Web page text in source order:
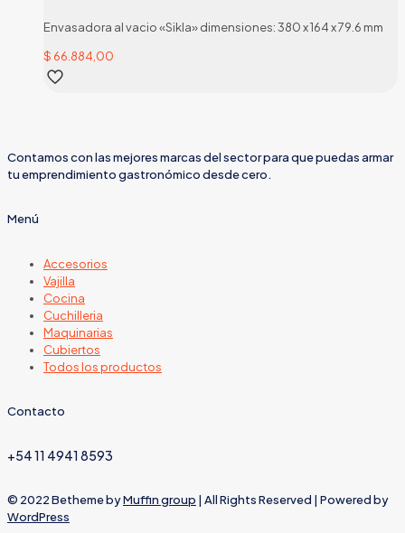
Envasadora al vacio «Sikla» dimensiones: 380 x 164 x 79.6 mm
$ 66.884,00
Contamos con las mejores marcas del sector para que puedas armar
tu emprendimiento gastronómico desde cero.
Menú
Accesorios
Vajilla
Cocina
Cuchilleria
Maquinarias
Cubiertos
Todos los productos
Contacto
+54 11 4941 8593
© 2022 Betheme byMuffin group | All Rights Reserved | Powered by
WordPress